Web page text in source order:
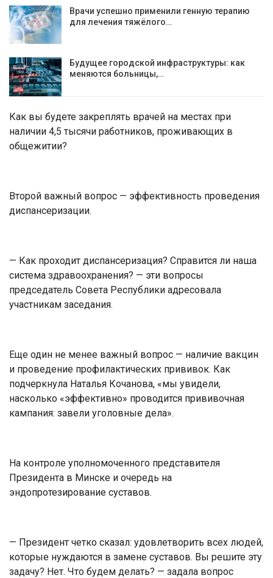
Врачи успешно применили генную терапию
для лечения тяжёлого…
Будущее городской инфраструктуры: как
меняются больницы,…
Как вы будете закреплять врачей на местах при
наличии 4,5 тысячи работников, проживающих в
общежитии?
Второй важный вопрос — эффективность проведения
диспансеризации.
— Как проходит диспансеризация? Справится ли наша
система здравоохранения? — эти вопросы
председатель Совета Республики адресовала
участникам заседания.
Еще один не менее важный вопрос — наличие вакцин
и проведение профилактических прививок. Как
подчеркнула Наталья Кочанова, «мы увидели,
насколько «эффективно» проводится прививочная
кампания: завели уголовные дела».
На контроле уполномоченного представителя
Президента в Минске и очередь на
эндопротезирование суставов.
— Президент четко сказал: удовлетворить всех людей,
которые нуждаются в замене суставов. Вы решите эту
задачу? Нет. Что будем делать? — задала вопрос